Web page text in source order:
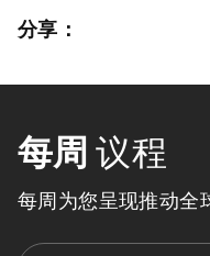
分享：
每周 议程
每周为您呈现推动全